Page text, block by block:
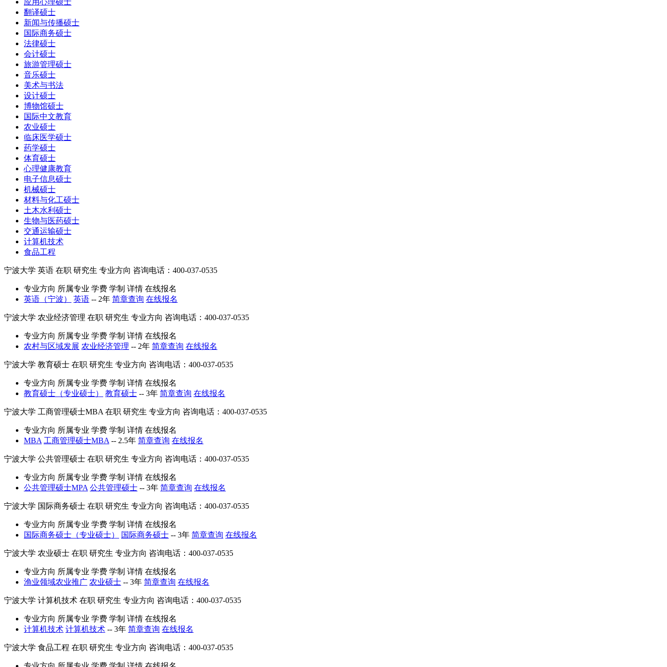
翻译硕士
新闻与传播硕士
国际商务硕士
法律硕士
会计硕士
旅游管理硕士
音乐硕士
美术与书法
设计硕士
博物馆硕士
国际中文教育
农业硕士
临床医学硕士
药学硕士
体育硕士
心理健康教育
电子信息硕士
机械硕士
材料与化工硕士
土木水利硕士
生物与医药硕士
交通运输硕士
计算机技术
食品工程
宁波大学 英语 在职 研究生 专业方向 咨询电话：400-037-0535
专业方向 所属专业 学费 学制 详情 在线报名
英语（宁波）
英语 -- 2年 简章查询 在线报名
宁波大学 农业经济管理 在职 研究生 专业方向 咨询电话：400-037-0535
专业方向 所属专业 学费 学制 详情 在线报名
农村与区域发展 农业经济管理 -- 2年 简章查询 在线报名
宁波大学 教育硕士 在职 研究生 专业方向 咨询电话：400-037-0535
专业方向 所属专业 学费 学制 详情 在线报名
教育硕士（专业硕士）
教育硕士 -- 3年 简章查询 在线报名
宁波大学 工商管理硕士MBA 在职 研究生 专业方向 咨询电话：400-037-0535
专业方向 所属专业 学费 学制 详情 在线报名
MBA 工商管理硕士MBA -- 2.5年 简章查询 在线报名
宁波大学 公共管理硕士 在职 研究生 专业方向 咨询电话：400-037-0535
专业方向 所属专业 学费 学制 详情 在线报名
公共管理硕士MPA 公共管理硕士 -- 3年 简章查询 在线报名
宁波大学 国际商务硕士 在职 研究生 专业方向 咨询电话：400-037-0535
专业方向 所属专业 学费 学制 详情 在线报名
国际商务硕士（专业硕士）
国际商务硕士 -- 3年 简章查询 在线报名
宁波大学 农业硕士 在职 研究生 专业方向 咨询电话：400-037-0535
专业方向 所属专业 学费 学制 详情 在线报名
渔业领域农业推广 农业硕士 -- 3年 简章查询 在线报名
宁波大学 计算机技术 在职 研究生 专业方向 咨询电话：400-037-0535
专业方向 所属专业 学费 学制 详情 在线报名
计算机技术 计算机技术 -- 3年 简章查询 在线报名
宁波大学 食品工程 在职 研究生 专业方向 咨询电话：400-037-0535